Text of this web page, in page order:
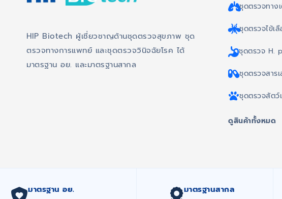
HIP Biotech ผู้เชี่ยวชาญด้านชุดตรวจสุขภาพ ชุด
ตรวจทางการแพทย์ และชุดตรวจวินิจฉัยโรค ได้
มาตรฐาน อย. และมาตรฐานสากล
ชุดตรวจทาง
ชุดตรวจไข้เ
ชุดตรวจ H.
ชุดตรวจสาร
ชุดตรวจสัตว์
ดูสินค้าทั้งหมด
มาตรฐาน อย. มาตรฐานสากล